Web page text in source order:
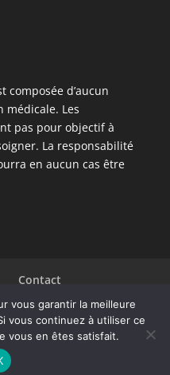
composée d’aucun
médicale. Les
pas pour objectif à
La responsabilité
en aucun cas être
Contact
| Propulsé par
vous garantir la meilleure
vous continuez à utiliser ce
vous en êtes satisfait.